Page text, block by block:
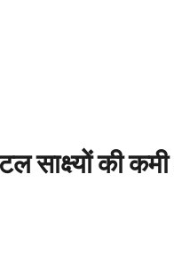
साक्ष्यों की